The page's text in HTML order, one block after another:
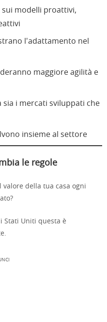
sui modelli proattivi,
l'adattamento nel
maggiore agilità e
sia i mercati sviluppati che
insieme al settore
le regole
valore della tua casa ogni
Stati Uniti questa è